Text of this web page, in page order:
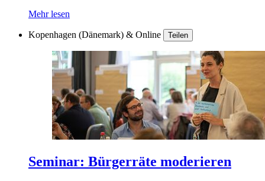
Mehr lesen
Kopenhagen (Dänemark) & Online Teilen
Seminar: Bürgerräte moderieren